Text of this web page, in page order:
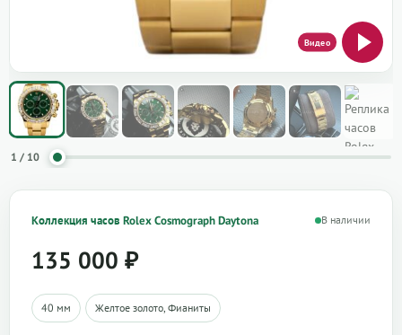
1 / 10
Коллекция часов Rolex Cosmograph Daytona В наличии
135 000 ₽
40 мм Желтое золото, Фианиты